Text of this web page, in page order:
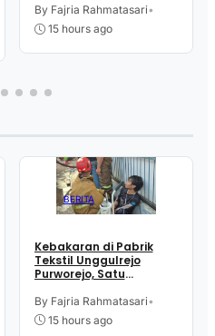
Tulang, Petugas
Damkar Sesak Nafas
By Fajria Rahmatasari•
15 hours ago
BERITA
Kebakaran di Pabrik
Tekstil Unggulrejo
Purworejo, Satu
Tulang, Petugas
Damkar Sesak Nafas
By Fajria Rahmatasari•
15 hours ago